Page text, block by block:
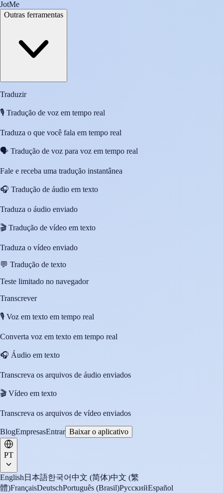
JotMe
Outras ferramentas
Traduzir
🎙️ Tradução de voz em tempo real
Traduza o que você fala em tempo real
🗣️ Tradução de voz para voz em tempo real
Fale e receba uma tradução instantânea
🎧 Tradução de áudio em texto
Traduza o áudio enviado
🎬 Tradução de vídeo em texto
Traduza o vídeo enviado
💬 Tradução de texto
Teste limitado no navegador
Transcrever
🎙️ Voz em texto em tempo real
Converta voz em texto em tempo real
🎧 Áudio em texto
Transcreva os arquivos de áudio enviados
🎬 Vídeo em texto
Transcreva os arquivos de vídeo enviados
BlogEmpresasEntrar Baixar o aplicativo
PT
English 日本語한국어中文 (简体)中文 (繁
體)FrançaisDeutschPortuguês (Brasil)РусскийEspañol